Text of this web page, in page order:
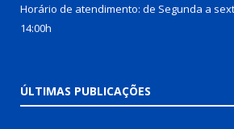
Horário de atendimento: de Segunda a
14:00h
ÚLTIMAS PUBLICAÇÕES